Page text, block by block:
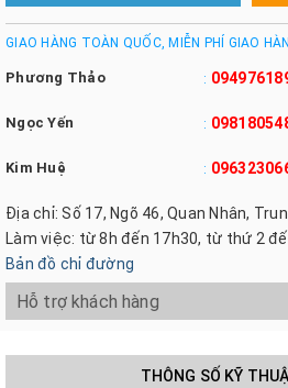
GIAO HÀNG TOÀN QUỐC, MIỄN PHÍ GIAO
Phương Thảo :
Ngọc Yến :
Kim Huệ :
Địa chỉ: Số 17, Ngõ 46, Quan Nhân,
Làm việc: từ 8h đến 17h30, từ thứ 2
Bản đồ chỉ đường
Hỗ trợ khách hàng
THÔNG SỐ KỸ